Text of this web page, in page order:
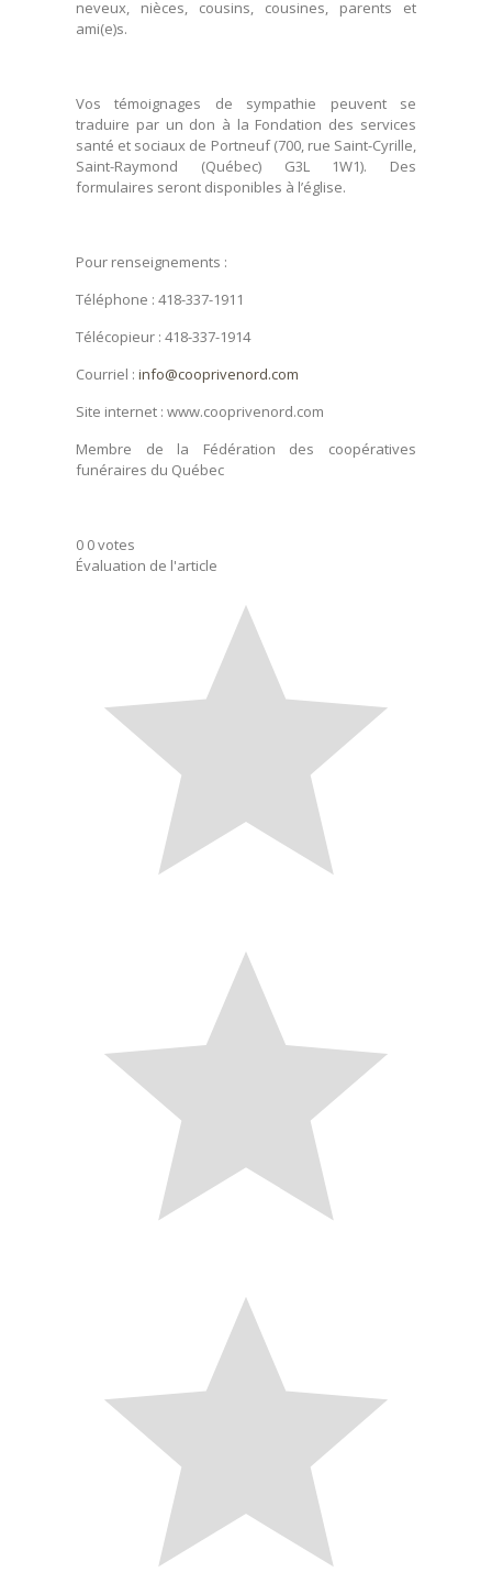
neveux, nièces, cousins, cousines, parents et
ami(e)s.
Vos témoignages de sympathie peuvent se
traduire par un don à la Fondation des services
santé et sociaux de Portneuf (700, rue Saint-Cyrille,
Saint-Raymond (Québec) G3L 1W1). Des
formulaires seront disponibles à l’église.
Pour renseignements :
Téléphone : 418-337-1911
Télécopieur : 418-337-1914
Courriel :info@cooprivenord.com
Site internet : www.cooprivenord.com
Membre de la Fédération des coopératives
funéraires du Québec
0 0votes
Évaluation de l'article